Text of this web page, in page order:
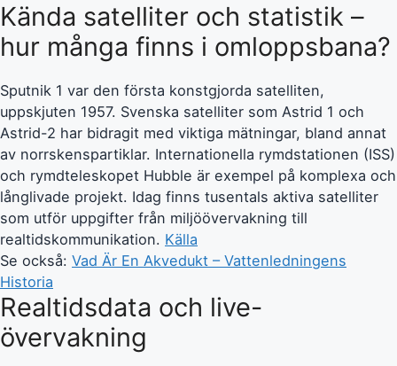
Kända satelliter och statistik –
hur många finns i omloppsbana?
Sputnik 1 var den första konstgjorda satelliten,
uppskjuten 1957. Svenska satelliter som Astrid 1 och
Astrid-2 har bidragit med viktiga mätningar, bland annat
av norrskenspartiklar. Internationella rymdstationen (ISS)
och rymdteleskopet Hubble är exempel på komplexa och
långlivade projekt. Idag finns tusentals aktiva satelliter
som utför uppgifter från miljöövervakning till
realtidskommunikation. Källa
Se också: Vad Är En Akvedukt – Vattenledningens
Historia
Realtidsdata och live-
övervakning